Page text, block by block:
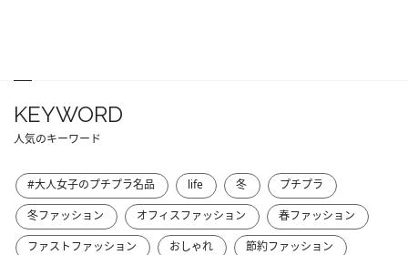
KEYWORD
人気のキーワード
#大人女子のプチプラ名品 life 冬
プチプラ
冬ファッション
オフィスファッション
春ファッション
ファストファッション
おしゃれ
節約ファッション